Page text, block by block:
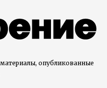
опубликованные